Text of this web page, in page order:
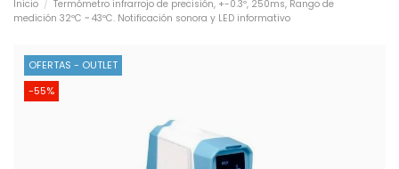
Inicio
Termómetro infrarrojo de precisión, +-0.3º, 250ms, Rango de
medición 32ºC ~ 43ºC. Notificación sonora y LED informativo
OFERTAS - OUTLET
-55%